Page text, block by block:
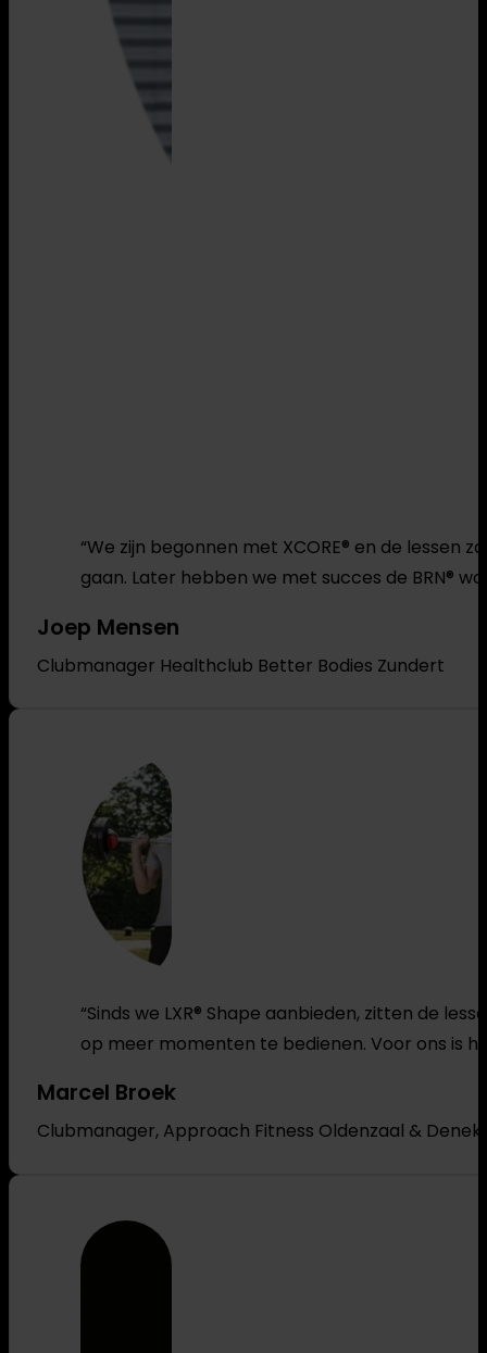
“We zijn begonnen met XCORE® en de
gaan. Later hebben we met succes de BRN®
Joep Mensen
Clubmanager Healthclub Better Bodies Zundert
“Sinds we LXR® Shape aanbieden, zitten de
op meer momenten te bedienen. Voor ons is
Marcel Broek
Clubmanager, Approach Fitness Oldenzaal &